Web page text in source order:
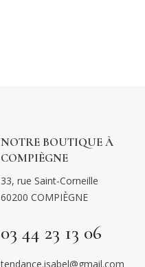
NOTRE BOUTIQUE À
COMPIÈGNE
33, rue Saint-Corneille
60200 COMPIÈGNE
03 44 23 13 06
tendance.isabel@gmail.com